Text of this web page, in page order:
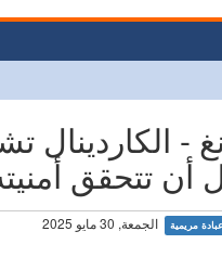
- الكاردينال
تتحقق
الجمعة, 30 مايو 2025 عبادة مريمية